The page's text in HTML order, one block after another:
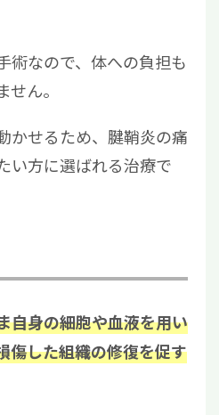
術なので、体への負担も
ん。
かせるため、腱鞘炎の痛
い方に選ばれる治療で
自身の細胞や血液を用い
傷した組織の修復を促す